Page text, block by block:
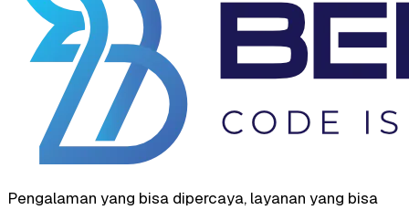
Pengalaman yang bisa dipercaya, layanan yang bisa